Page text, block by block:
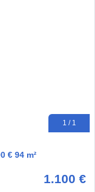
1 / 1
€ 94 m²
1.100 €